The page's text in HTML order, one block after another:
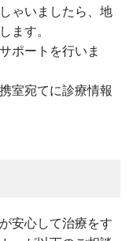
ゃいましたら、地
ます。
ポートを行いま
室宛てに診療情報
安心して治療をす